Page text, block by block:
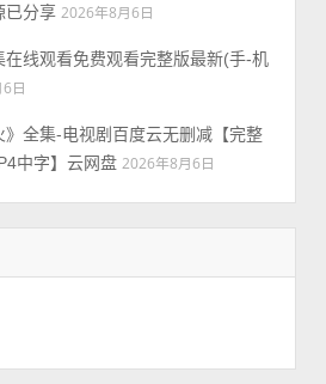
已分享 2026年8月6日
在线观看免费观看完整版最新(手-机
日
》全集-电视剧百度云无删减【完整
中字】云网盘 2026年8月6日